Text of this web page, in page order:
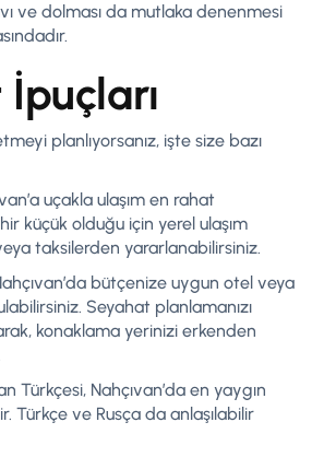
ve dolması da mutlaka denenmesi
planlıyorsanız, işte size bazı
uçakla ulaşım en rahat
küçük olduğu için yerel ulaşım
taksilerden yararlanabilirsiniz.
bütçenize uygun otel veya
Seyahat planlamanızı
konaklama yerinizi erkenden
Türkçesi, Nahçıvan’da en yaygın
Türkçe ve Rusça da anlaşılabilir